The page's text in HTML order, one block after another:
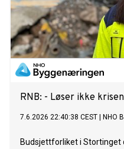
RNB: - Løser ikke
7.6.2026 22:40:38 CEST NHO
Budsjettforliket i